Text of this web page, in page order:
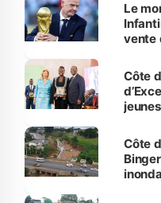
Le
vente
Côte
Côte